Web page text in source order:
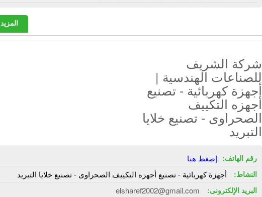
المزيد
شركة الشريف
للصناعات الهندسية |
أجهزة كهربائية - تصنيع
أجهزه التكييف
الصحراوى - تصنيع خلايا
التبريد
رقم الهاتف: إضغط هنا
النشاط: أجهزة كهربائية - تصنيع أجهزه التكييف الصحراوى - تصنيع خلايا التبريد
البريد الإلكترونى: elsharef2002@gmail.com